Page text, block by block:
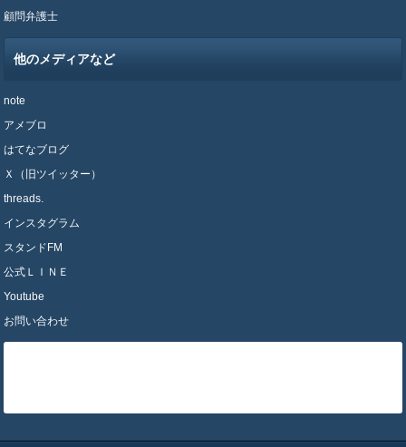
顧問弁護士
他のメディアなど
note
アメブロ
はてなブログ
Ｘ（旧ツイッター）
threads.
インスタグラム
スタンドFM
公式ＬＩＮＥ
Youtube
お問い合わせ